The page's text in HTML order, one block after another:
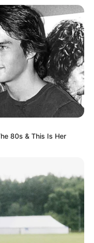
At Any Age
Finally Caught On
80s & This Is Her